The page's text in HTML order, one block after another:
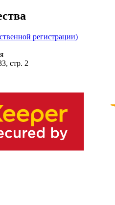
регистрации)
стр. 2